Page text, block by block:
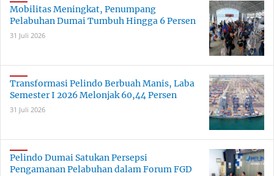
Mobilitas Meningkat, Penumpang
Pelabuhan Dumai Tumbuh Hingga 6 Persen
31 Juli 2026
Transformasi Pelindo Berbuah Manis, Laba
Semester I 2026 Melonjak 60,44 Persen
31 Juli 2026
Pelindo Dumai Satukan Persepsi
Pengamanan Pelabuhan dalam Forum FGD